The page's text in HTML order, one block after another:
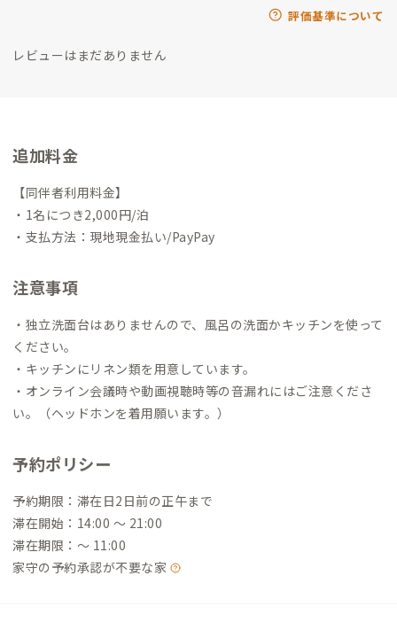
くのも歓迎ですが、誰とも会わないように部屋にこもって気配
は、ADDressの会員ルールを熟読して理解してからご利用をお
ル、脳、アットゾーン（潜在意識）
医療、自然療法、
法、若石健康法（足もみ）
評価基準について
レビューはまだありません
追加料金
【同伴者利用料金】
・1名につき2,000円/泊
・支払方法：現地現金払い/PayPay
注意事項
・独立洗面台はありませんので、風呂の洗面かキッチンを使って
ください。
・キッチンにリネン類を用意しています。
・オンライン会議時や動画視聴時等の音漏れにはご注意くださ
い。（ヘッドホンを着用願います。）
予約ポリシー
予約期限：滞在日2日前の正午まで
滞在開始：14:00 〜 21:00
滞在期限：〜 11:00
家守の予約承認が不要な家